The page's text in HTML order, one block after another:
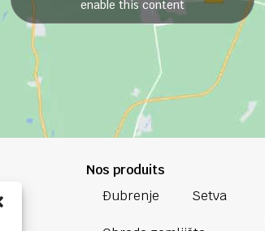
enable this content
Nos produits
Đubrenje
Setva